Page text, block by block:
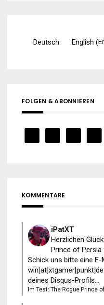
Deutsch English (
FOLGEN & ABONNIEREN
KOMMENTARE
iPatXT
Herzlichen
Prince of Persia
Schick uns bitte eine
deines Disqus-Profils...
Im Test: The Rogue Prince